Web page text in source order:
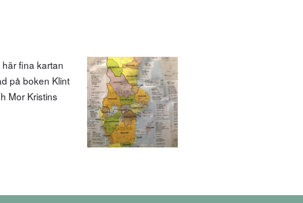
fina kartan
på boken Klint
Mor Kristins